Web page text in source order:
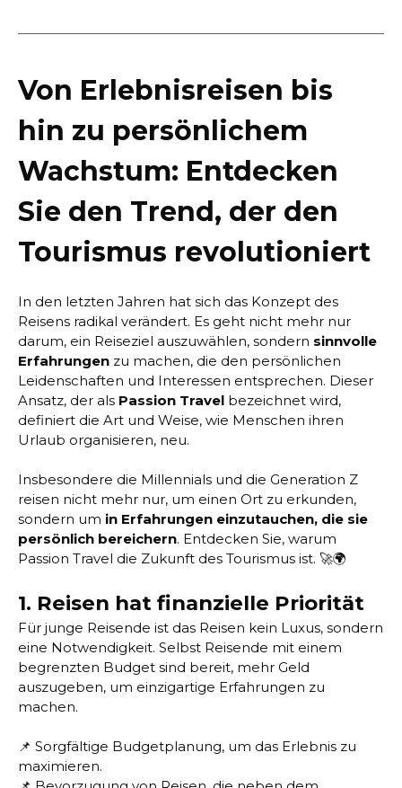
Von Erlebnisreisen bis
hin zu persönlichem
Wachstum: Entdecken
Sie den Trend, der den
Tourismus revolutioniert
In den letzten Jahren hat sich das Konzept des
Reisens radikal verändert. Es geht nicht mehr nur
darum, ein Reiseziel auszuwählen, sondern sinnvolle
Erfahrungen zu machen, die den persönlichen
Leidenschaften und Interessen entsprechen. Dieser
Ansatz, der als Passion Travel bezeichnet wird,
definiert die Art und Weise, wie Menschen ihren
Urlaub organisieren, neu.
Insbesondere die Millennials und die Generation Z
reisen nicht mehr nur, um einen Ort zu erkunden,
sondern um in Erfahrungen einzutauchen, die sie
persönlich bereichern. Entdecken Sie, warum
Passion Travel die Zukunft des Tourismus ist. 🚀🌍
1. Reisen hat finanzielle Priorität
Für junge Reisende ist das Reisen kein Luxus, sondern
eine Notwendigkeit. Selbst Reisende mit einem
begrenzten Budget sind bereit, mehr Geld
auszugeben, um einzigartige Erfahrungen zu
machen.
📌 Sorgfältige Budgetplanung, um das Erlebnis zu
maximieren.